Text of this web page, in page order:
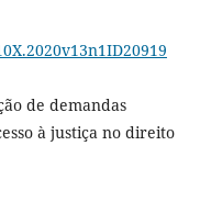
de demandas
à justiça no direito